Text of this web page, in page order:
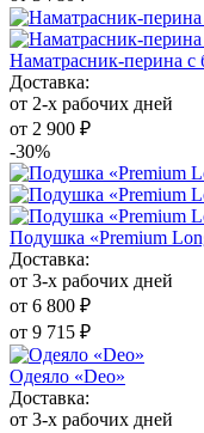
Наматрасник-перина с
Доставка:
от 2-х рабочих дней
от 2 900 ₽
-30%
Подушка «Premium
Доставка:
от 3-х рабочих дней
от 6 800 ₽
от 9 715 ₽
Одеяло «Deo»
Доставка:
от 3-х рабочих дней